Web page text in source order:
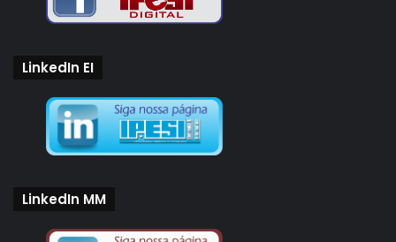
LinkedIn EI
LinkedIn MM